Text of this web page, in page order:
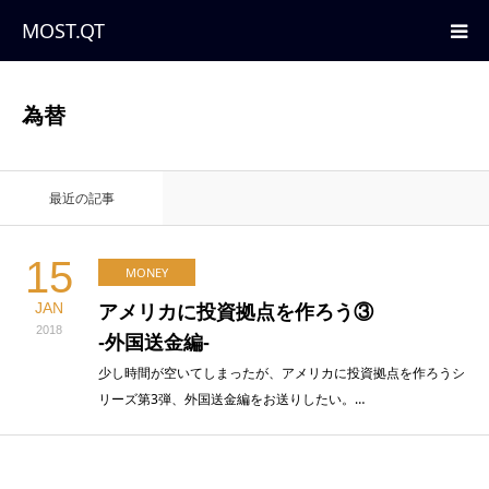
MOST.QT
為替
最近の記事
15
JAN
2018
MONEY
アメリカに投資拠点を作ろう③
-外国送金編-
少し時間が空いてしまったが、アメリカに投資拠点を作ろうシ
リーズ第3弾、外国送金編をお送りしたい。…